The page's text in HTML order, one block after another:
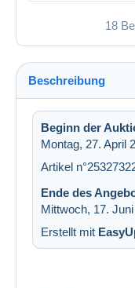
18
Beschreibung
Beginn der
Montag, 27. April
Artikel
Ende des
Mittwoch, 17.
Erstellt mit